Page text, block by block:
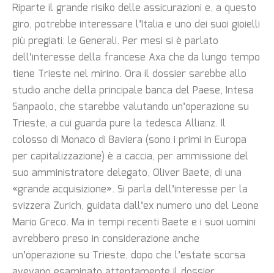
Riparte il grande risiko delle assicurazioni e, a questo
giro, potrebbe interessare l’Italia e uno dei suoi gioielli
più pregiati: le Generali. Per mesi si è parlato
dell’interesse della francese Axa che da lungo tempo
tiene Trieste nel mirino. Ora il dossier sarebbe allo
studio anche della principale banca del Paese, Intesa
Sanpaolo, che starebbe valutando un’operazione su
Trieste, a cui guarda pure la tedesca Allianz. Il
colosso di Monaco di Baviera (sono i primi in Europa
per capitalizzazione) è a caccia, per ammissione del
suo amministratore delegato, Oliver Baete, di una
«grande acquisizione». Si parla dell’interesse per la
svizzera Zurich, guidata dall’ex numero uno del Leone
Mario Greco. Ma in tempi recenti Baete e i suoi uomini
avrebbero preso in considerazione anche
un’operazione su Trieste, dopo che l’estate scorsa